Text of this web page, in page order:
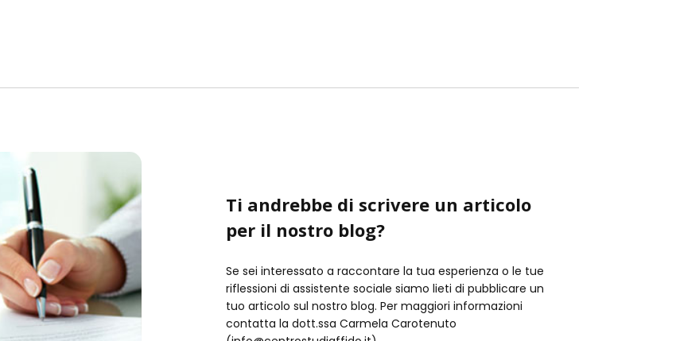
Ti andrebbe di scrivere un articolo
per il nostro blog?
Se sei interessato a raccontare la tua esperienza o le tue
riflessioni di assistente sociale siamo lieti di pubblicare un
tuo articolo sul nostro blog. Per maggiori informazioni
contatta la dott.ssa Carmela Carotenuto